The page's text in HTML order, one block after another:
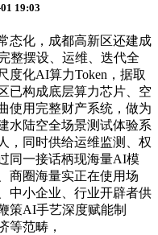
19:03
化，成都高新区还建成
整摆设、运维、迭代全
度化AI算力Token，据取
已构成底层算力芯片、空
使用完整财产系统，做为
水陆空全场景测试体验系
，同时供给运维监测、权
同一接话柄现海量AI模
商圈海量实正在使用场
中小企业、行业开辟者供
策AI手艺深度赋能制
等范畴，